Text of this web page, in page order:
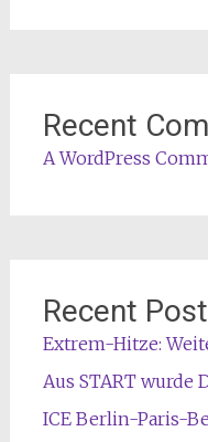
Recent
A WordPress
Recent
Extrem-Hitze:
Aus START wurde
ICE Berlin-Paris-